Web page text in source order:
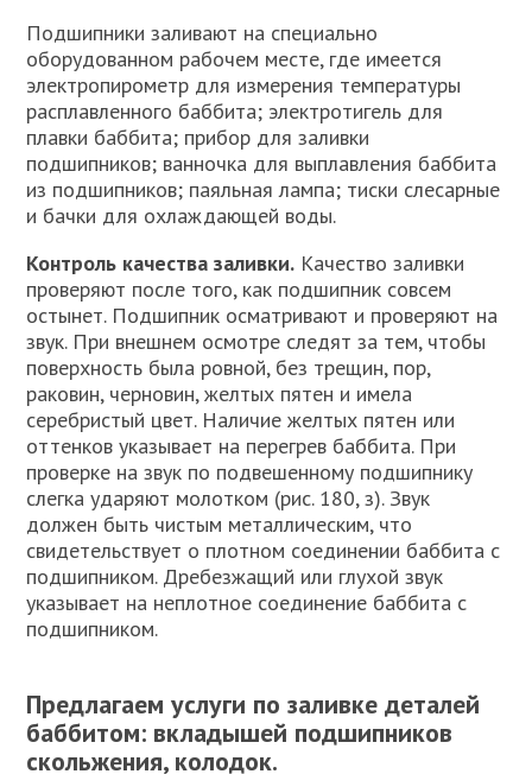
Подшипники заливают на специально
оборудованном рабочем месте, где имеется
электропирометр для измерения температуры
расплавленного баббита; электротигель для
плавки баббита; прибор для заливки
подшипников; ванночка для выплавления баббита
из подшипников; паяльная лампа; тиски слесарные
и бачки для охлаждающей воды.
Контроль качества заливки. Качество заливки
проверяют после того, как подшипник совсем
остынет. Подшипник осматривают и проверяют на
звук. При внешнем осмотре следят за тем, чтобы
поверхность была ровной, без трещин, пор,
раковин, черновин, желтых пятен и имела
серебристый цвет. Наличие желтых пятен или
оттенков указывает на перегрев баббита. При
проверке на звук по подвешенному подшипнику
слегка ударяют молотком (рис. 180, з). Звук
должен быть чистым металлическим, что
свидетельствует о плотном соединении баббита с
подшипником. Дребезжащий или глухой звук
указывает на неплотное соединение баббита с
подшипником.
Предлагаем услуги по заливке деталей
баббитом: вкладышей подшипников
скольжения, колодок.